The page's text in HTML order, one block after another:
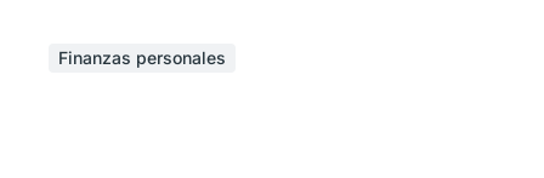
Finanzas personales